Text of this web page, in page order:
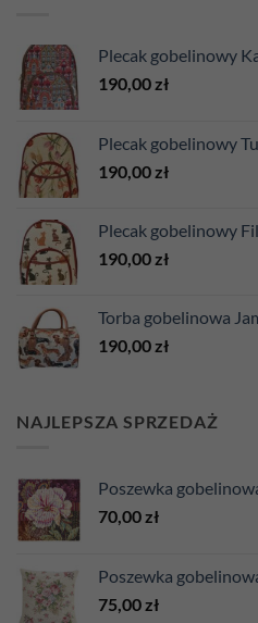
Plecak gobelinowy
190,00 zł
Plecak gobelinowy
190,00 zł
Plecak gobelinowy
190,00 zł
Torba gobelinowa
190,00 zł
NAJLEPSZA SPRZEDAŻ
Poszewka
70,00 zł
Poszewka
75,00 zł